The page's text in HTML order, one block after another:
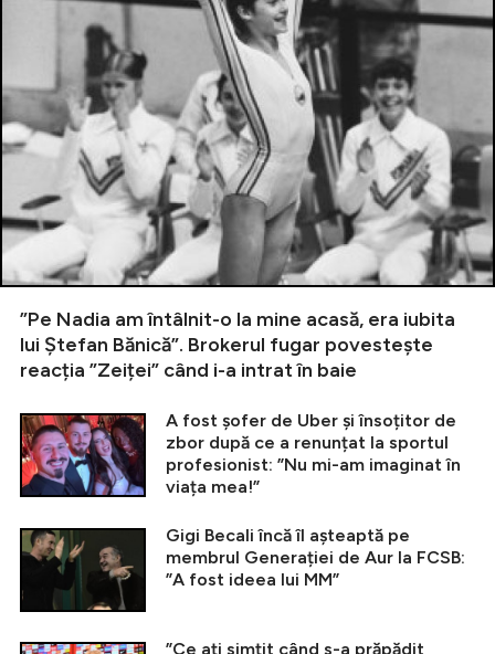
”Pe Nadia am întâlnit-o la mine acasă, era iubita
lui Ștefan Bănică”. Brokerul fugar povestește
reacția ”Zeiței” când i-a intrat în baie
A fost șofer de Uber și însoțitor de
zbor după ce a renunțat la sportul
profesionist: ”Nu mi-am imaginat în
viața mea!”
Gigi Becali încă îl așteaptă pe
membrul Generației de Aur la FCSB:
”A fost ideea lui MM”
”Ce ați simțit când s-a prăpădit